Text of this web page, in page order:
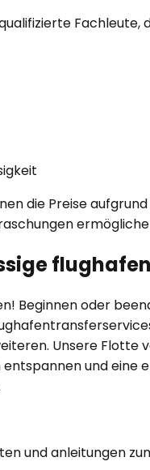
die Preise
! Beginnen oder
Unsere Flotte
und eine
und anleitungen